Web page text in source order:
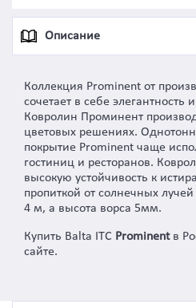
Описание
Коллекция Prominent от
сочетает в себе элегантность
Ковролин Проминент
цветовых решениях.
покрытие Prominent чаще
гостиниц и ресторанов.
высокую устойчивость к
пропиткой от солнечных
4 м, а высота ворса 5мм.
Купить Balta ITC Prominentв
сайте.